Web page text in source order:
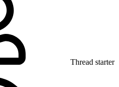
Thread starter